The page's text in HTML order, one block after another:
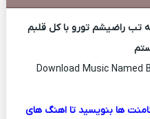
تب راضیشم تورو با کل قلبم
Download Music Named
ها بنویسید تا اهنگ های